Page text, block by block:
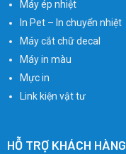
Máy ép nhiệt
In Pet – In chuyển nhiệt
Máy cắt chữ decal
Máy in màu
Mực in
Link kiện vật tư
HỖ TRỢ KHÁCH HÀNG